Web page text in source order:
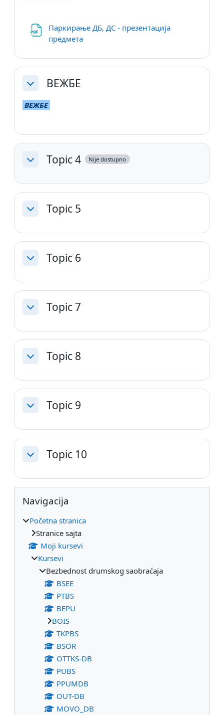
Паркирање ДБ, ДС - презентација
предмета
Skupi ВЕЖБЕ
ВЕЖБЕ
Skupi Topic 4 Nije dostupno
Skupi Topic 5
Skupi Topic 6
Skupi Topic 7
Skupi Topic 8
Skupi Topic 9
Skupi Topic 10
Blokovi
Preskoči Navigacija
Navigacija
Početna stranica
Stranice sajta
Moji kursevi
Kursevi
Bezbednost drumskog saobraćaja
BSEE
PTBS
BEPU
BOIS
TKPBS
BSOR
OTTKS-DB
PUBS
PPUMDB
OUT-DB
MOVO_DB